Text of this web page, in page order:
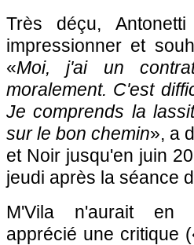
Très déçu,
impressionner et
«Moi, j'ai un
moralement. C'est
Je comprends la
sur le bon chemin», a
et Noir jusqu'en juin
jeudi après la séance
M'Vila n'aurait en
apprécié une critique